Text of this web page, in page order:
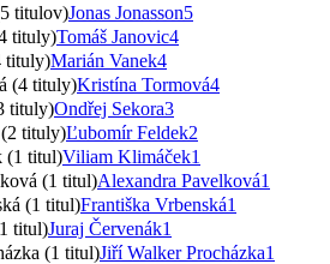
titulov)Jonas Jonasson5
tituly)Tomáš Janovic4
tituly)Marián Vanek4
(4 tituly)Kristína Tormová4
tituly)Ondřej Sekora3
tituly)Ľubomír Feldek2
(1 titul)Viliam Klimáček1
(1 titul)Alexandra Pavelková1
(1 titul)Františka Vrbenská1
titul)Juraj Červenák1
(1 titul)Jiří Walker Procházka1